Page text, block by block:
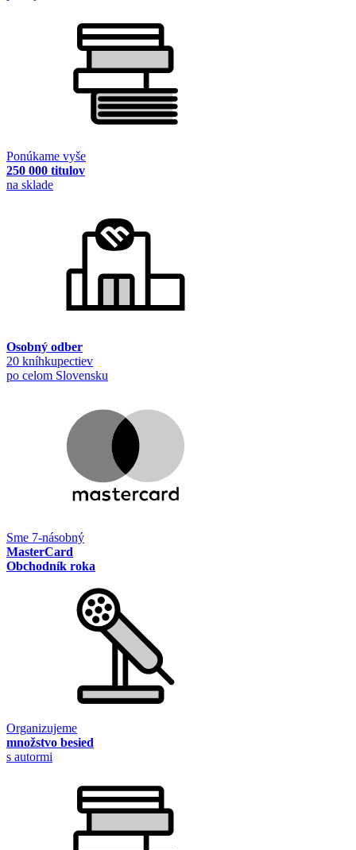
Ponúkame vyše
250 000 titulov
na sklade
Osobný odber
20 kníhkupectiev
po celom Slovensku
Sme 7-násobný
MasterCard
Obchodník roka
Organizujeme
množstvo besied
s autormi